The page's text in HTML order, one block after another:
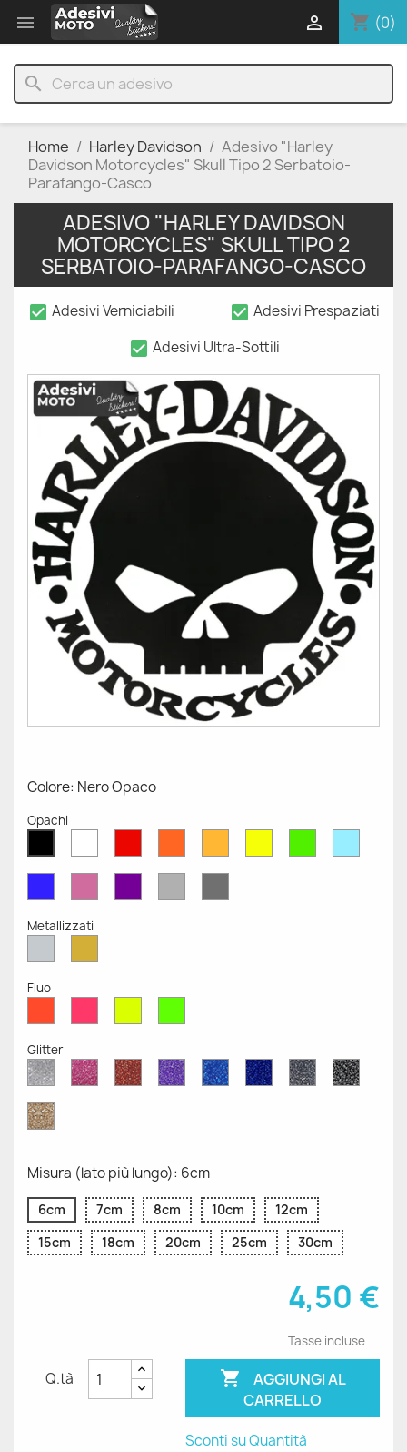
 shopping_cart (0)

search
Home Harley Davidson
Adesivo "Harley
Davidson Motorcycles" Skull Tipo 2 Serbatoio-
Parafango-Casco
ADESIVO "HARLEY DAVIDSON
MOTORCYCLES" SKULL TIPO 2
SERBATOIO-PARAFANGO-CASCO
check_box Adesivi Verniciabili check_box Adesivi Prespaziati
check_box Adesivi Ultra-Sottili
Colore: Nero Opaco
Opachi
Opaco OpacoOpacoOpacoOpacoOpacoOpacoOpaco
OpacoOpacoOpacoChiaroScuro
Metallizzati
MetallizzatoMetallizzato
Fluo
Fluo
Fluo
Fluo
Fluo
Glitter
Diamante
Glitter
Rosa
Glitter
Rosso
Glitter
Viola
Glitter
Blu
Zaffiro
Blu
Cobalto
Grigio
Glitter
Nero
Glitter
Oro
Glitter
Misura (lato più lungo): 6cm
6cm 7cm 8cm 10cm
12cm
15cm
18cm 20cm 25cm 30cm
4,50 €
Tasse incluse
Q.tà 
CARRELLO
Sconti su Quantità